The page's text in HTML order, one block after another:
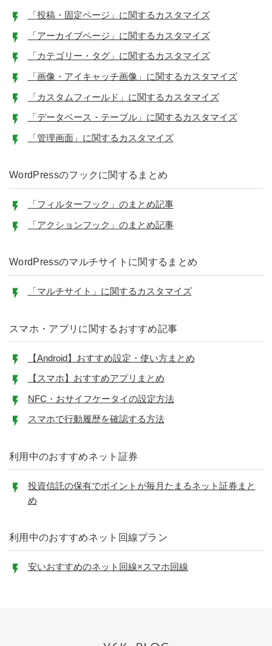
「投稿・固定ページ」に関するカスタマイズ
「アーカイブページ」に関するカスタマイズ
「カテゴリー・タグ」に関するカスタマイズ
「画像・アイキャッチ画像」に関するカスタマイズ
「カスタムフィールド」に関するカスタマイズ
「データベース・テーブル」に関するカスタマイズ
「管理画面」に関するカスタマイズ
WordPressのフックに関するまとめ
「フィルターフック」のまとめ記事
「アクションフック」のまとめ記事
WordPressのマルチサイトに関するまとめ
「マルチサイト」に関するカスタマイズ
スマホ・アプリに関するおすすめ記事
【Android】おすすめ設定・使い方まとめ
【スマホ】おすすめアプリまとめ
NFC・おサイフケータイの設定方法
スマホで行動履歴を確認する方法
利用中のおすすめネット証券
投資信託の保有でポイントが毎月たまるネット証券まと
め
利用中のおすすめネット回線プラン
安いおすすめのネット回線×スマホ回線